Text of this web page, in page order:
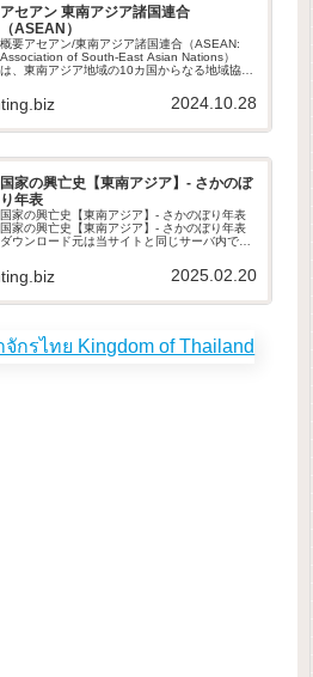
アセアン 東南アジア諸国連合
（ASEAN）
概要アセアン/東南アジア諸国連合（ASEAN:
Association of South‐East Asian Nations）
は、東南アジア地域の10カ国からなる地域協力
済、社会・文化を柱とする...
2024.10.28
国家の興亡史【東南アジア】- さかのぼ
り年表
国家の興亡史【東南アジア】- さかのぼり年表
国家の興亡史【東南アジア】- さかのぼり年表
ダウンロード元は当サイトと同じサーバ内で
に則って運営されています。ダウンロードした
ファイルは自由に改変し...
2025.02.20